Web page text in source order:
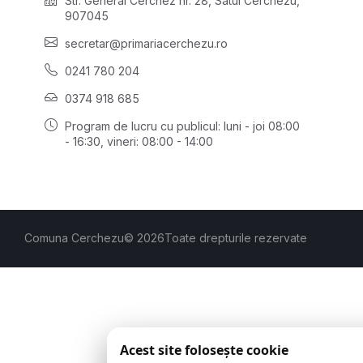
907045
secretar@primariacerchezu.ro
0241 780 204
0374 918 685
Program de lucru cu publicul: luni - joi 08:00
- 16:30 , vineri: 08:00 - 14:00
Comuna Cerchezu© 2026Toate drepturile rezervate
Acest site folosește cookie